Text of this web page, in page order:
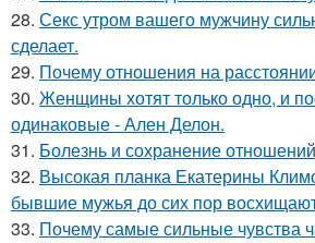
28. Секс утром вашего мужчину
сделает.
29. Почему отношения на
30. Женщины хотят только одно, и
одинаковые - Ален Делон.
31. Болезнь и сохранение
32. Высокая планка Екатерины
бывшие мужья до сих пор
33. Почему самые сильные чувства